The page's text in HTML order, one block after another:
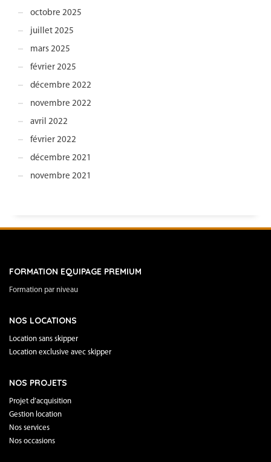
octobre 2025
juillet 2025
mars 2025
février 2025
décembre 2022
novembre 2022
avril 2022
février 2022
décembre 2021
novembre 2021
FORMATION EQUIPAGE PREMIUM
Formation par niveau
NOS LOCATIONS
Location sans skipper
Location exclusive avec skipper
NOS PROJETS
Projet d’acquisition
Gestion location
Nos services
Nos occasions